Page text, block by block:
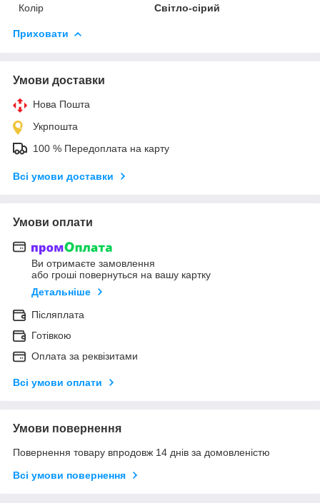
Колір
Світло-сірий
Приховати
Умови доставки
Нова Пошта
Укрпошта
100 % Передоплата на карту
Всі умови доставки
Умови оплати
Ви отримаєте замовлення
або гроші повернуться на вашу картку
Детальніше
Післяплата
Готівкою
Оплата за реквізитами
Всі умови оплати
Умови повернення
Повернення товару впродовж 14 днів за домовленістю
Всі умови повернення